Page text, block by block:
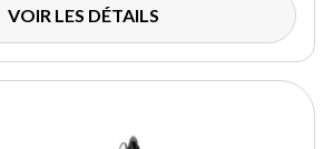
VOIR LES DÉTAILS